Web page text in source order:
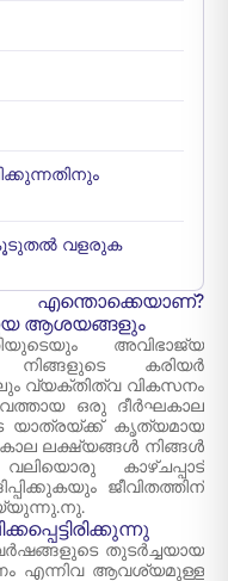
കൂടുതൽ വളരുക
ആശയങ്ങളും
അവിഭാജ്യ
നിങ്ങളുടെ കരിയർ
വ്യക്തിത്വ വികസനം
ഒരു ദീർഘകാല
യാത്രയ്ക്ക് കൃത്യമായ
ലക്ഷ്യങ്ങൾ നിങ്ങൾ
കാഴ്ചപ്പാട്
ജീവിതത്തിന്
തുടർച്ചയായ
എന്നിവ ആവശ്യമുള്ള